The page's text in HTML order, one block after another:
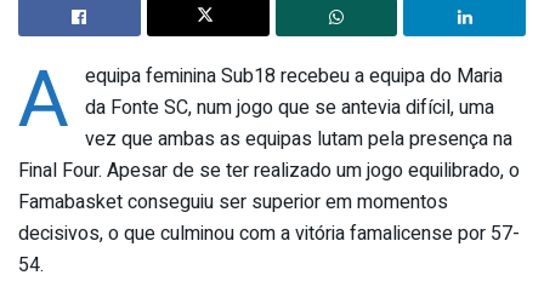
A equipa feminina Sub18 recebeu a equipa do Maria
da Fonte SC, num jogo que se antevia difícil, uma
vez que ambas as equipas lutam pela presença na
Final Four. Apesar de se ter realizado um jogo equilibrado, o
Famabasket conseguiu ser superior em momentos
decisivos, o que culminou com a vitória famalicense por 57-
54.